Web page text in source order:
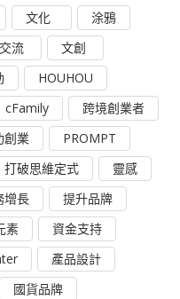
文化
涂鴉
流
文創
HOUHOU
cFamily
跨境創業者
創業
PROMPT
打破思維定式
靈感
增長
提升品牌
素
資金支持
產品設計
國貨品牌